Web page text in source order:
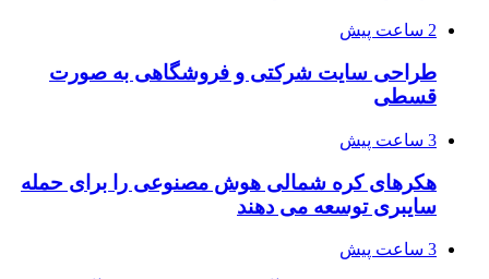
2 ساعت پیش
طراحی سایت شرکتی و فروشگاهی به صورت
قسطی
3 ساعت پیش
هکرهای کره شمالی هوش مصنوعی را برای حمله
سایبری توسعه می دهند
3 ساعت پیش